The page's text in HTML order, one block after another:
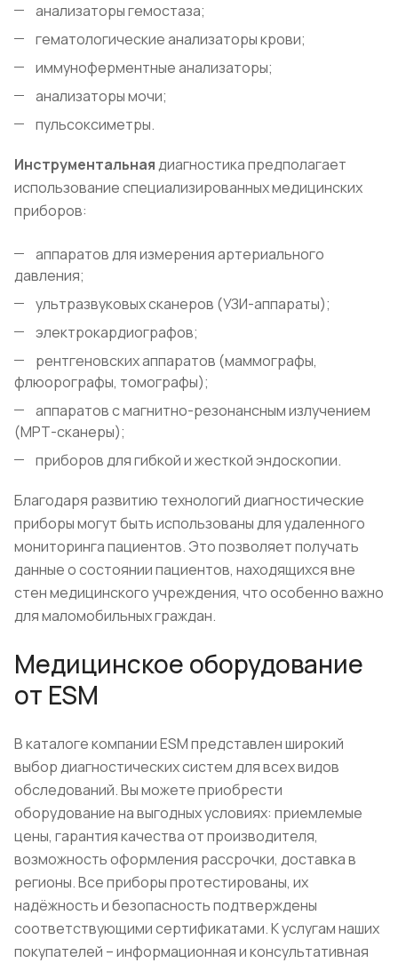
анализаторы гемостаза;
гематологические анализаторы крови;
иммуноферментные анализаторы;
анализаторы мочи;
пульсоксиметры.
Инструментальнаядиагностика предполагает
использование специализированных медицинских
приборов:
аппаратов для измерения артериального
давления;
ультразвуковых сканеров (УЗИ-аппараты);
электрокардиографов;
рентгеновских аппаратов (маммографы,
флюорографы, томографы);
аппаратов с магнитно-резонансным излучением
(МРТ-сканеры);
приборов для гибкой и жесткой эндоскопии.
Благодаря развитию технологий диагностические
приборы могут быть использованы для удаленного
мониторинга пациентов. Это позволяет получать
данные о состоянии пациентов, находящихся вне
стен медицинского учреждения, что особенно важно
для маломобильных граждан.
Медицинское оборудование
от ESM
В каталоге компании ESM представлен широкий
выбор диагностических систем для всех видов
обследований. Вы можете приобрести
оборудование на выгодных условиях: приемлемые
цены, гарантия качества от производителя,
возможность оформления рассрочки, доставка в
регионы. Все приборы протестированы, их
надёжность и безопасность подтверждены
соответствующими сертификатами. К услугам наших
покупателей – информационная и консультативная